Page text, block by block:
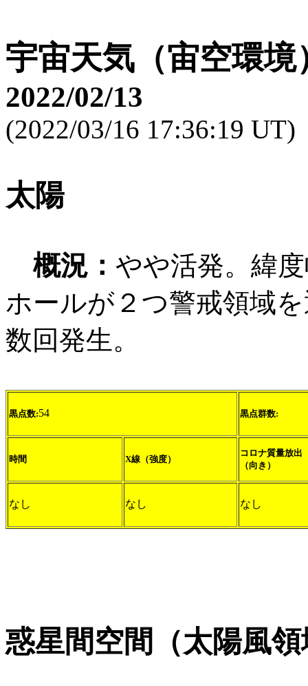
宇宙天気（宙空環境
2022/02/13
(2022/03/16 17:36:19 UT)
太陽
概況： やや活発。緯
ホールが２つ警戒領域
数回発生。
黒点数:54 黒点群数:
時間 X線（強度）
コロナ質量放出
（向き）
なし なし なし
惑星間空間（太陽風